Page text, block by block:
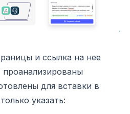
и ссылка на нее
проанализированы
для вставки в
указать: